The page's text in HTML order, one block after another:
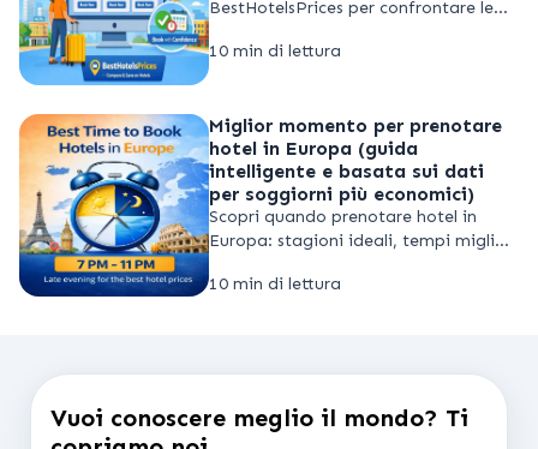
BestHotelsPrices per confrontare le
piattaforme in tempo reale e
10 min di lettura
Miglior momento per prenotare
hotel in Europa (guida
intelligente e basata sui dati
per soggiorni più economici)
Scopri quando prenotare hotel in
Europa: stagioni ideali, tempi migliori
prezzi più bassi nelle principali
10 min di lettura
Vuoi conoscere meglio il mondo? Ti